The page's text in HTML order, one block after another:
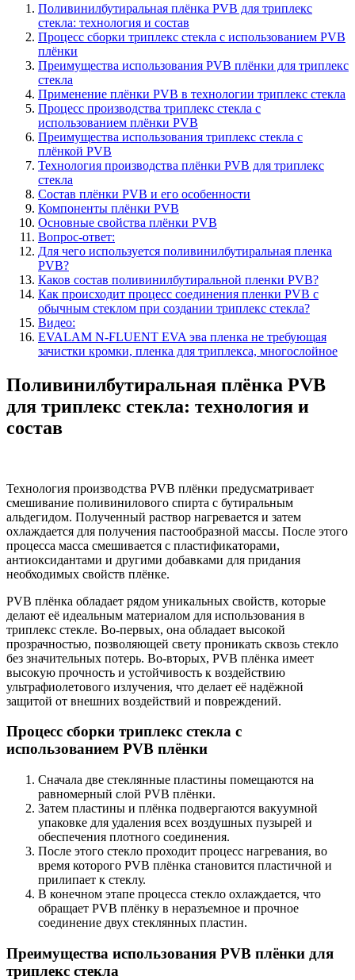
Поливинилбутиральная плёнка PVB для триплекс
стекла: технология и состав
Процесс сборки триплекс стекла с использованием PVB
плёнки
Преимущества использования PVB плёнки для триплекс
стекла
Применение плёнки PVB в технологии триплекс стекла
Процесс производства триплекс стекла с
использованием плёнки PVB
Преимущества использования триплекс стекла с
плёнкой PVB
Технология производства плёнки PVB для триплекс
стекла
Состав плёнки PVB и его особенности
Компоненты плёнки PVB
Основные свойства плёнки PVB
Вопрос-ответ:
Для чего используется поливинилбутиральная пленка
PVB?
Каков состав поливинилбутиральной пленки PVB?
Как происходит процесс соединения пленки PVB с
обычным стеклом при создании триплекс стекла?
Видео:
EVALAM N-FLUENT EVA эва пленка не требующая
зачистки кромки, пленка для триплекса, многослойное
Поливинилбутиральная плёнка PVB
для триплекс стекла: технология и
состав
Технология производства PVB плёнки предусматривает
смешивание поливинилового спирта с бутиральным
альдегидом. Полученный раствор нагревается и затем
охлаждается для получения пастообразной массы. После этого
процесса масса смешивается с пластификаторами,
антиоксидантами и другими добавками для придания
необходимых свойств плёнке.
PVB плёнка обладает рядом уникальных свойств, которые
делают её идеальным материалом для использования в
триплекс стекле. Во-первых, она обладает высокой
прозрачностью, позволяющей свету проникать сквозь стекло
без значительных потерь. Во-вторых, PVB плёнка имеет
высокую прочность и устойчивость к воздействию
ультрафиолетового излучения, что делает её надёжной
защитой от внешних воздействий и повреждений.
Процесс сборки триплекс стекла с
использованием PVB плёнки
Сначала две стеклянные пластины помещаются на
равномерный слой PVB плёнки.
Затем пластины и плёнка подвергаются вакуумной
упаковке для удаления всех воздушных пузырей и
обеспечения плотного соединения.
После этого стекло проходит процесс нагревания, во
время которого PVB плёнка становится пластичной и
прилипает к стеклу.
В конечном этапе процесса стекло охлаждается, что
обращает PVB плёнку в неразъемное и прочное
соединение двух стеклянных пластин.
Преимущества использования PVB плёнки для
триплекс стекла